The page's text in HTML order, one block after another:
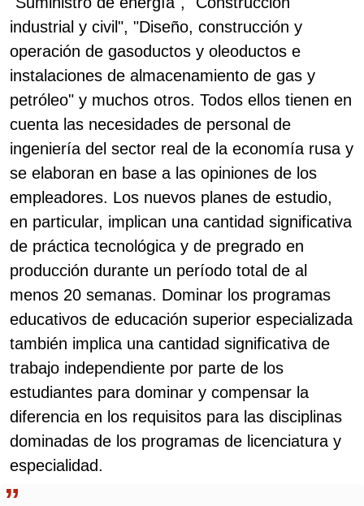
industrial y civil", "Diseño, construcción y
operación de gasoductos y oleoductos e
instalaciones de almacenamiento de gas y
petróleo" y muchos otros. Todos ellos tienen en
cuenta las necesidades de personal de
ingeniería del sector real de la economía rusa y
se elaboran en base a las opiniones de los
empleadores. Los nuevos planes de estudio,
en particular, implican una cantidad significativa
de práctica tecnológica y de pregrado en
producción durante un período total de al
menos 20 semanas. Dominar los programas
educativos de educación superior especializada
también implica una cantidad significativa de
trabajo independiente por parte de los
estudiantes para dominar y compensar la
diferencia en los requisitos para las disciplinas
dominadas de los programas de licenciatura y
especialidad.